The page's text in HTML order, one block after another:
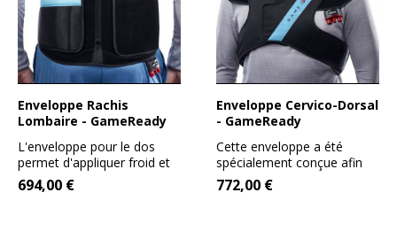
Enveloppe Rachis
Lombaire - GameReady
L'enveloppe pour le dos
permet d'appliquer froid et
pression sur la ceinture...
694,00 €
Enveloppe Cervico-Dorsal
- GameReady
Cette enveloppe a été
spécialement conçue afin
d'appliquer froid et...
772,00 €